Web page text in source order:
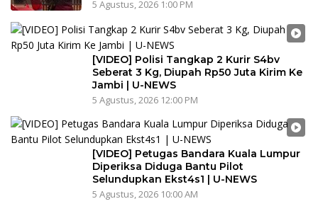
5 Agustus, 2026 1:00 PM
[VIDEO] Polisi Tangkap 2 Kurir S4bv
Seberat 3 Kg, Diupah Rp50 Juta Kirim Ke
Jambi | U-NEWS
5 Agustus, 2026 12:00 PM
[VIDEO] Petugas Bandara Kuala Lumpur
Diperiksa Diduga Bantu Pilot
Selundupkan Ekst4s1 | U-NEWS
5 Agustus, 2026 10:00 AM